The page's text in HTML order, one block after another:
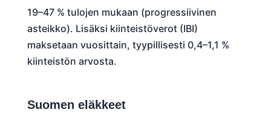
19–47 % tulojen mukaan (progressiivinen
asteikko). Lisäksi kiinteistöverot (IBI)
maksetaan vuosittain, tyypillisesti 0,4–1,1 %
kiinteistön arvosta.
Suomen eläkkeet